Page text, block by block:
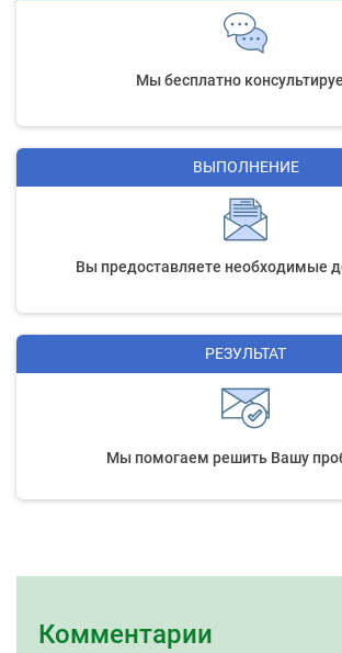
Мы бесплатно
ВЫПОЛНЕНИЕ
Вы предоставляете необходимые
РЕЗУЛЬТАТ
Мы помогаем решить Вашу
Комментарии